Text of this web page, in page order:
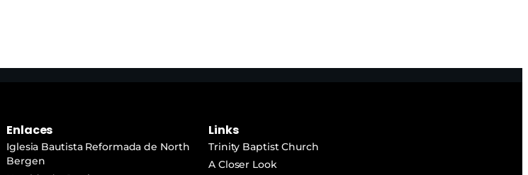
Enlaces
Iglesia Bautista Reformada de North
Bergen
Links
Trinity Baptist Church
A Closer Look